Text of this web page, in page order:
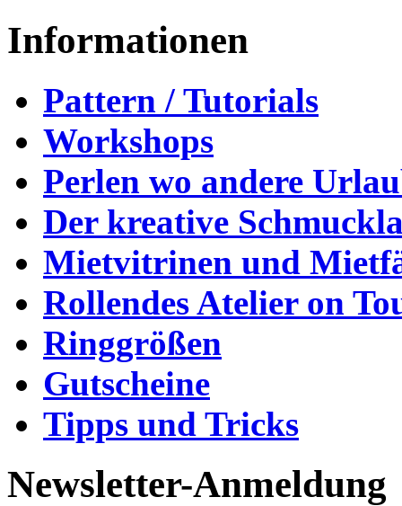
Informationen
Pattern / Tutorials
Workshops
Perlen wo andere
Der kreative
Mietvitrinen und
Rollendes Atelier on
Ringgrößen
Gutscheine
Tipps und Tricks
Newsletter-Anmeldung